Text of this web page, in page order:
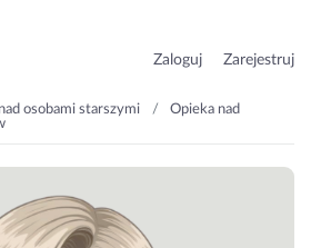
Zaloguj Zarejestruj
osobami starszymi
Opieka nad